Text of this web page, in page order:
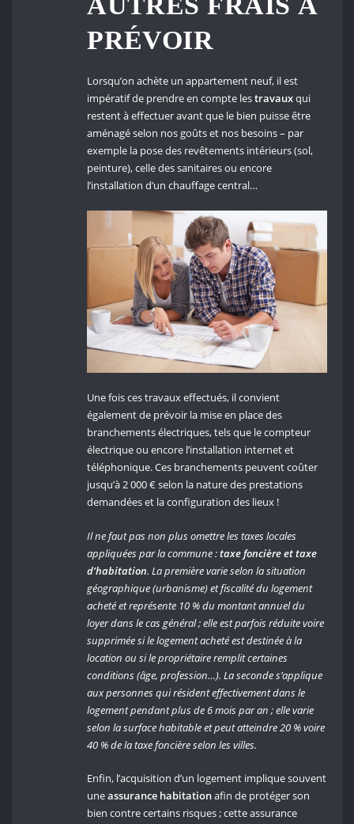
PRÉVOIR
Lorsqu’on achète un appartement neuf, il est
impératif de prendre en compte lestravauxqui
restent à effectuer avant que le bien puisse être
aménagé selon nos goûts et nos besoins – par
exemple la pose des revêtements intérieurs (sol,
peinture), celle des sanitaires ou encore
l’installation d’un chauffage central…
Une fois ces travaux effectués, il convient
également de prévoir la mise en place des
branchements électriques, tels que le compteur
électrique ou encore l’installation internet et
téléphonique. Ces branchements peuvent coûter
jusqu’à 2 000 € selon la nature des prestations
demandées et la configuration des lieux !
Il ne faut pas non plus omettre les taxes locales
appliquées par la commune :taxe foncière et taxe
d’habitation. La première varie selon la situation
géographique (urbanisme) et fiscalité du logement
acheté et représente 10 % du montant annuel du
loyer dans le cas général ; elle est parfois réduite voire
supprimée si le logement acheté est destinée à la
location ou si le propriétaire remplit certaines
conditions (âge, profession…). La seconde s’applique
aux personnes qui résident effectivement dans le
logement pendant plus de 6 mois par an ; elle varie
selon la surface habitable et peut atteindre 20 % voire
40 % de la taxe foncière selon les villes.
Enfin, l’acquisition d’un logement implique souvent
uneassurance habitationafin de protéger son
bien contre certains risques ; cette assurance